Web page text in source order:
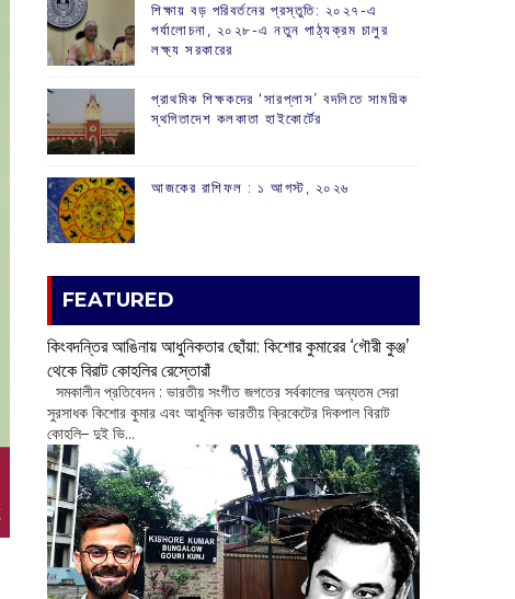
শিক্ষায় বড় পরিবর্তনের প্রস্তুতি: ২০২৭-এ
পর্যালোচনা, ২০২৮-এ নতুন পাঠ্যক্রম চালুর
লক্ষ্য সরকারের
প্রাথমিক শিক্ষকদের ‘সারপ্লাস’ বদলিতে সাময়িক
স্থগিতাদেশ কলকাতা হাইকোর্টের
আজকের রাশিফল :‌ ‌‌১ আগস্ট, ২০২৬
FEATURED
কিংবদন্তির আঙিনায় আধুনিকতার ছোঁয়া: কিশোর কুমারের ‘গৌরী কুঞ্জ’
থেকে বিরাট কোহলির রেস্তোরাঁ
‌ সমকালীন প্রতিবেদন : ভারতীয় সংগীত জগতের সর্বকালের অন্যতম সেরা
সুরসাধক কিশোর কুমার এবং আধুনিক ভারতীয় ক্রিকেটের দিকপাল বিরাট
কোহলি– ‌দুই ভি...